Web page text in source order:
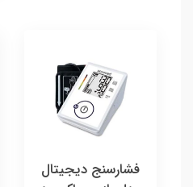
فشارسنج دیجیتال